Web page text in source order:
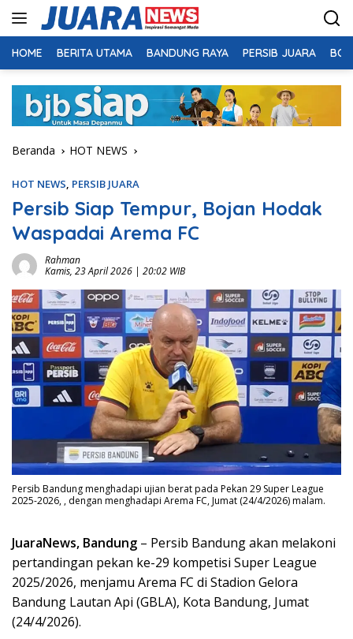
HOME BERITA UTAMA BANDUNG RAYA PERSIB JUARA
Beranda HOT NEWS
HOT NEWS, PERSIB JUARA
Persib Siap Tempur, Bojan Hodak
Waspadai Arema FC
Rahman
Kamis, 23 April 2026 | 20:02 WIB
Persib Bandung menghadapi ujian berat pada Pekan 29 Super League
2025-2026, , dengan menghadapi Arema FC, Jumat (24/4/2026) malam.
JuaraNews, Bandung – Persib Bandung akan melakoni
pertandingan pekan ke-29 kompetisi Super League
2025/2026, menjamu Arema FC di Stadion Gelora
Bandung Lautan Api (GBLA), Kota Bandung, Jumat
(24/4/2026).